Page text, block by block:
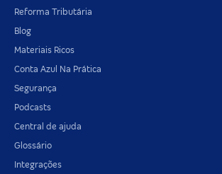
Reforma Tributária
Blog
Materiais Ricos
Conta Azul Na Prática
Segurança
Podcasts
Central de ajuda
Glossário
Integrações